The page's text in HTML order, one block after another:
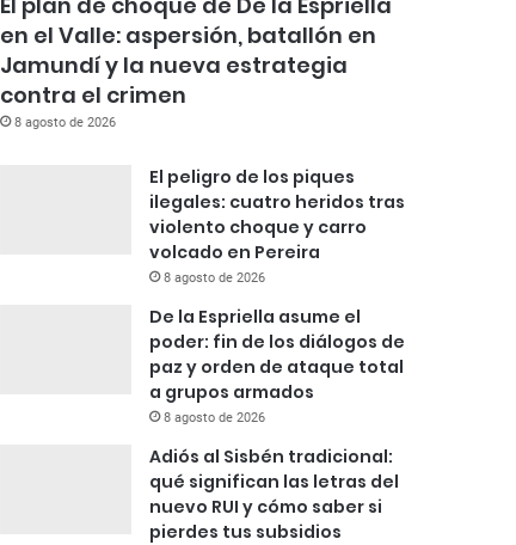
en el Valle: aspersión, batallón en
Jamundí y la nueva estrategia
contra el crimen
8 agosto de 2026
El peligro de los piques
ilegales: cuatro heridos tras
violento choque y carro
volcado en Pereira
8 agosto de 2026
De la Espriella asume el
poder: fin de los diálogos de
paz y orden de ataque total
a grupos armados
8 agosto de 2026
Adiós al Sisbén tradicional:
qué significan las letras del
nuevo RUI y cómo saber si
pierdes tus subsidios